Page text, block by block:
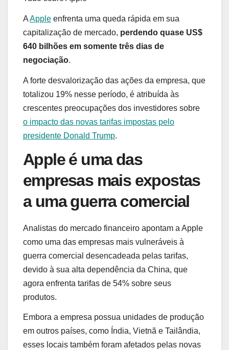
AApple enfrenta uma queda rápida em sua
capitalização de mercado, perdendo quase US$
640 bilhões em somente três dias de
negociação.
A forte desvalorização das ações da empresa, que
totalizou 19% nesse período, é atribuída às
crescentes preocupações dos investidores sobre
o impacto das novas tarifas impostas pelo
presidente Donald Trump.
Apple é uma das
empresas mais expostas
a uma guerra comercial
Analistas do mercado financeiro apontam a Apple
como uma das empresas mais vulneráveis à
guerra comercial desencadeada pelas tarifas,
devido à sua alta dependência da China, que
agora enfrenta tarifas de 54% sobre seus
produtos.
Embora a empresa possua unidades de produção
em outros países, como Índia, Vietnã e Tailândia,
esses locais também foram afetados pelas novas